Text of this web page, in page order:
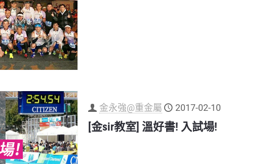
金永強@重金屬 2017-02-10
[金sir教室] 溫好書! 入試場!